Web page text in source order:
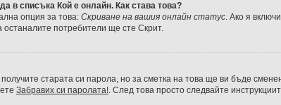
в списъка Кой е онлайн. Как става това?
опция за това: Скриване на вашия онлайн статус. Ако я
останалите потребители ще сте Скрит.
старата си парола, но за сметка на това ще ви бъде
Забравих си паролата!. След това просто следвайте